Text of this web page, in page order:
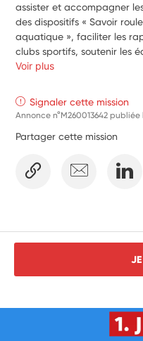
assister et accompagner
des dispositifs « Savoir
aquatique », faciliter les
clubs sportifs, soutenir les
mise en œuvre du dispositif
Voir plus
Signaler cette mission
Annonce n°M260013642
Partager cette mission